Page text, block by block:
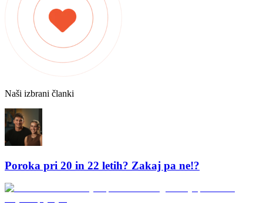
Naši izbrani članki
Poroka pri 20 in 22 letih? Zakaj pa ne!?